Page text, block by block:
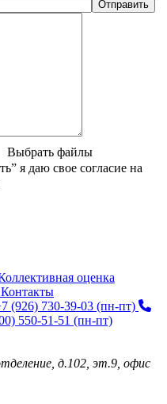
Выбрать файлы
я даю свое согласие на
оценка
Контакты
(926) 730-39-03 (пн-пт)
550-51-51 (пн-пт)
д.102, эт.9, офис